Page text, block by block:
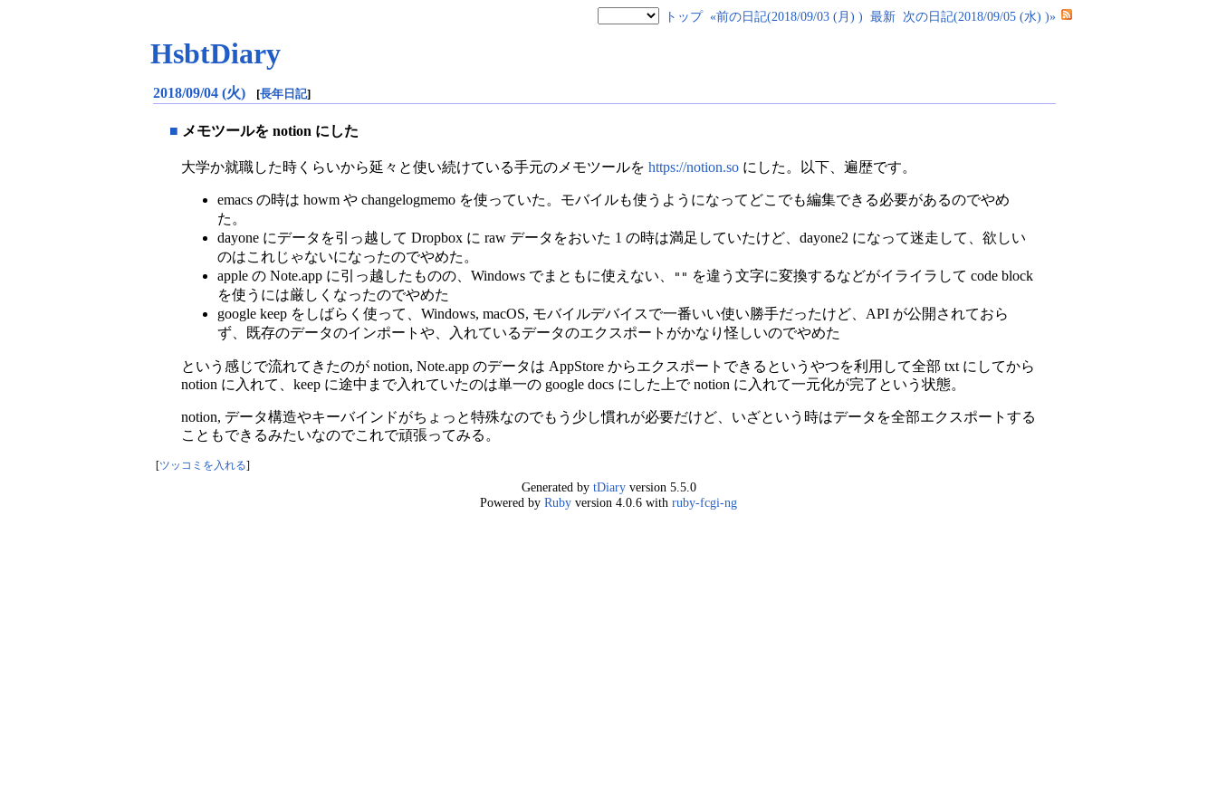
トップ «前の日記(2018/09/03 (月) ) 最新 次の日記(2018/09/05 (水) )»
HsbtDiary
2018/09/04 (火) [長年日記]
■ メモツールを notion にした
大学か就職した時くらいから延々と使い続けている手元のメモツールを https://notion.so にした。以下、遍歴です。
emacs の時は howm や changelogmemo を使っていた。モバイルも使うようになってどこでも編集できる必要があるのでやめ
た。
dayone にデータを引っ越して Dropbox に raw データをおいた 1 の時は満足していたけど、dayone2 になって迷走して、欲しい
のはこれじゃないになったのでやめた。
apple の Note.app に引っ越したものの、Windows でまともに使えない、
"" を違う文字に変換するなどがイライラして code block
を使うには厳しくなったのでやめた
google keep をしばらく使って、Windows, macOS, モバイルデバイスで一番いい使い勝手だったけど、API が公開されておら
ず、既存のデータのインポートや、入れているデータのエクスポートがかなり怪しいのでやめた
という感じで流れてきたのが notion, Note.app のデータは AppStore からエクスポートできるというやつを利用して全部 txt にしてから
notion に入れて、keep に途中まで入れていたのは単一の google docs にした上で notion に入れて一元化が完了という状態。
notion, データ構造やキーバインドがちょっと特殊なのでもう少し慣れが必要だけど、いざという時はデータを全部エクスポートする
こともできるみたいなのでこれで頑張ってみる。
[ツッコミを入れる]
Generated by tDiaryversion 5.5.0
Powered by Ruby version 4.0.6 with ruby-fcgi-ng